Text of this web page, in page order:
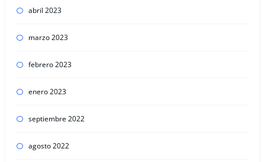
abril 2023
marzo 2023
febrero 2023
enero 2023
septiembre 2022
agosto 2022